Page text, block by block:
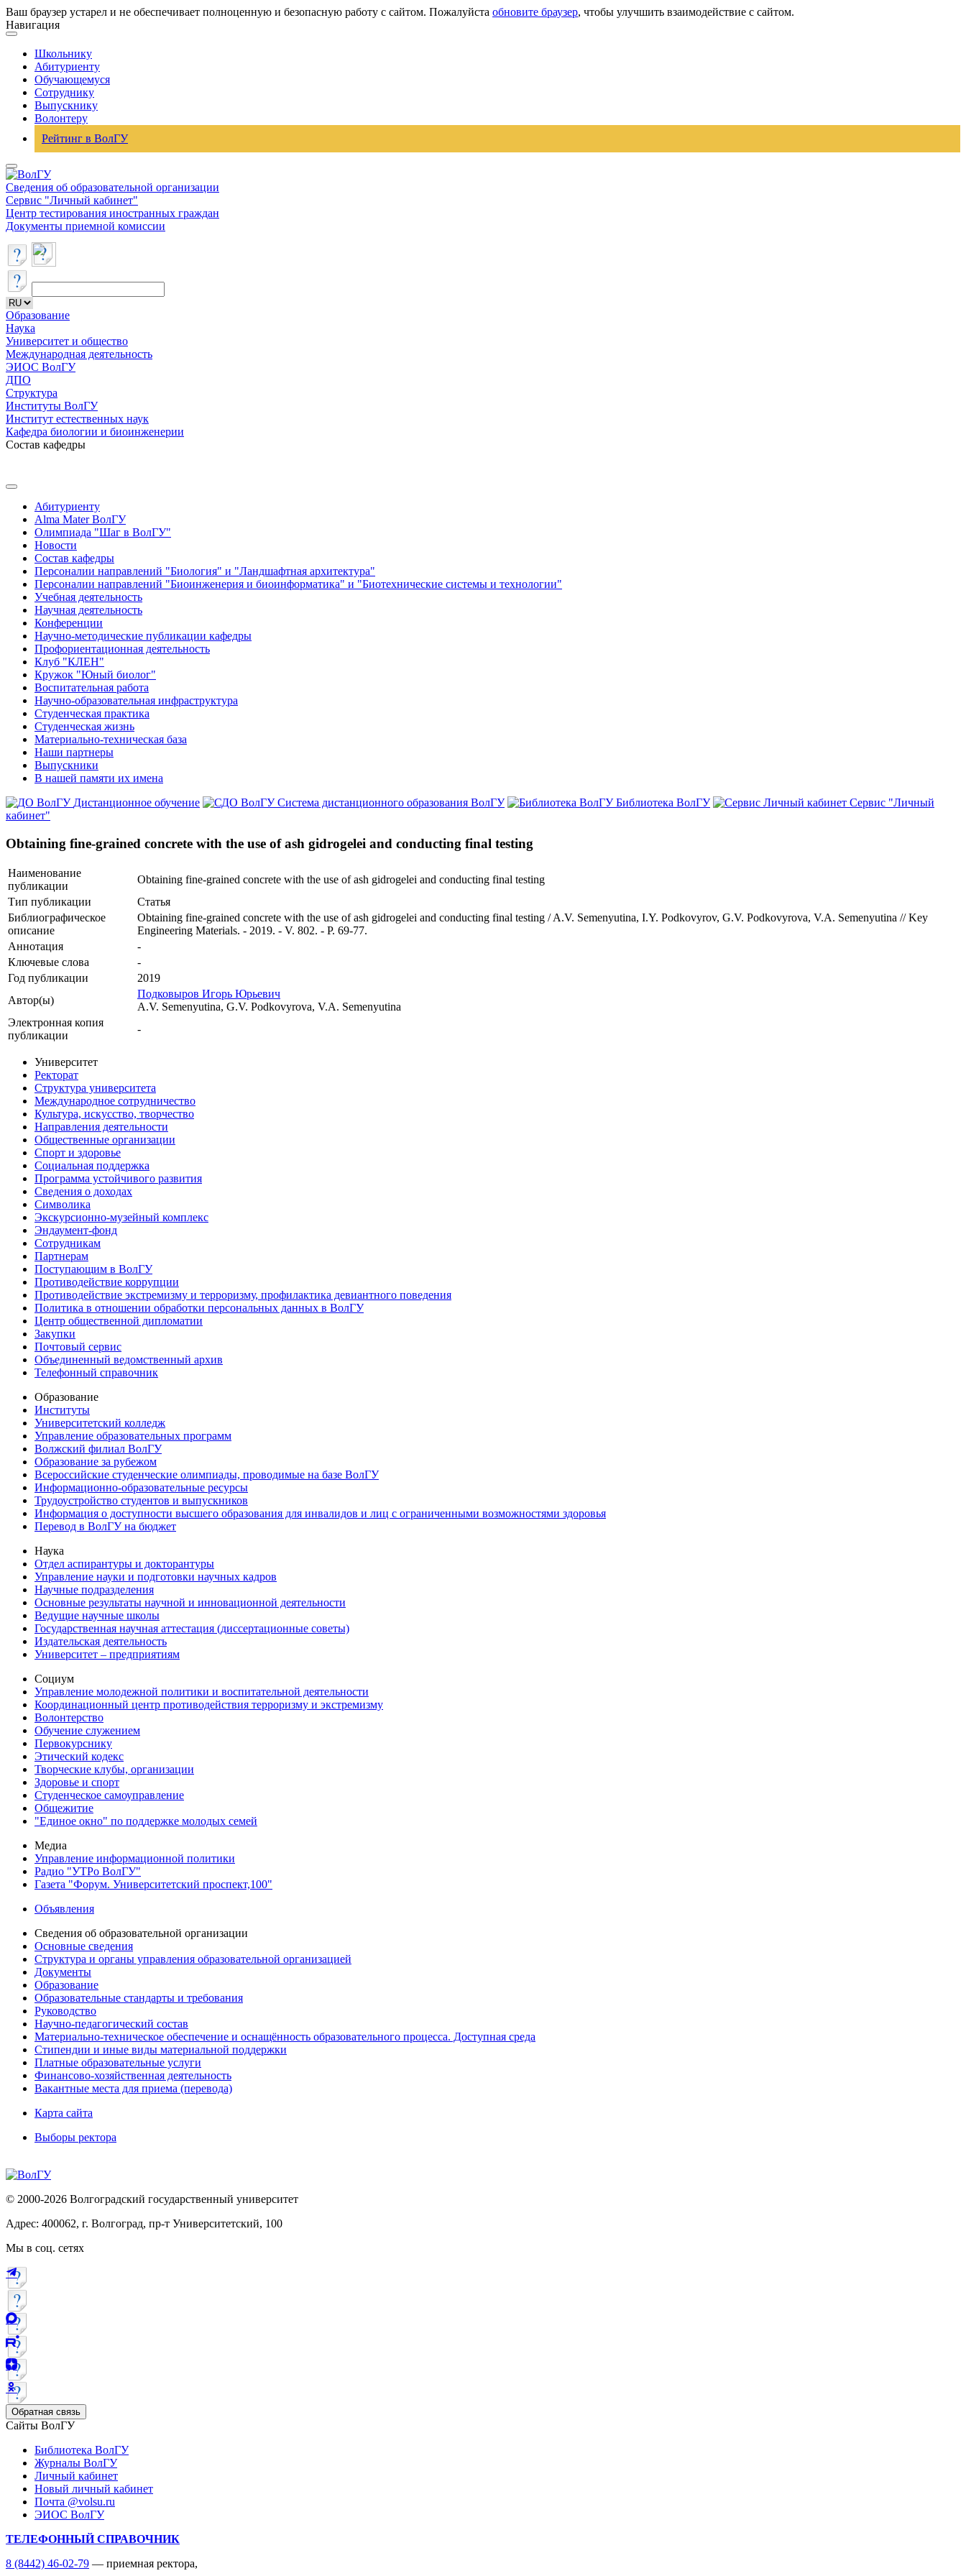
Ваш браузер устарел и не обеспечивает полноценную и безопасную работу с сайтом. Пожалуйста обновите браузер, чтобы улучшить взаимодействие с сайтом.
Навигация
Школьнику
Абитуриенту
Обучающемуся
Сотруднику
Выпускнику
Волонтеру
Рейтинг в ВолГУ
Сведения об образовательной организации
Сервис "Личный кабинет"
Центр тестирования иностранных граждан
Документы приемной комиссии
Образование
Наука
Университет и общество
Международная деятельность
ЭИОС ВолГУ
ДПО
Структура
Институты ВолГУ
Институт естественных наук
Кафедра биологии и биоинженерии
Состав кафедры
Абитуриенту
Alma Mater ВолГУ
Олимпиада "Шаг в ВолГУ"
Новости
Состав кафедры
Персоналии направлений "Биология" и "Ландшафтная архитектура"
Персоналии направлений "Биоинженерия и биоинформатика" и "Биотехнические системы и технологии"
Учебная деятельность
Научная деятельность
Конференции
Научно-методические публикации кафедры
Профориентационная деятельность
Клуб "КЛЕН"
Кружок "Юный биолог"
Воспитательная работа
Научно-образовательная инфраструктура
Студенческая практика
Студенческая жизнь
Материально-техническая база
Наши партнеры
Выпускники
В нашей памяти их имена
Дистанционное обучение
Система дистанционного образования ВолГУ Библиотека ВолГУ
Сервис "Личный
кабинет"
Obtaining fine-grained concrete with the use of ash gidrogelei and conducting final testing
Наименование
публикации
Obtaining fine-grained concrete with the use of ash gidrogelei and conducting final testing
Тип публикации
Статья
Библиографическое
описание
Obtaining fine-grained concrete with the use of ash gidrogelei and conducting final testing / A.V. Semenyutina, I.Y. Podkovyrov, G.V. Podkovyrova, V.A. Semenyutina // Key
Engineering Materials. - 2019. - V. 802. - P. 69-77.
Аннотация
-
Ключевые cлова
-
Год публикации
2019
Автор(ы)
Подковыров Игорь Юрьевич
A.V. Semenyutina, G.V. Podkovyrova, V.A. Semenyutina
Электронная копия
публикации
-
Университет
Ректорат
Структура университета
Международное сотрудничество
Культура, искусство, творчество
Направления деятельности
Общественные организации
Спорт и здоровье
Социальная поддержка
Программа устойчивого развития
Сведения о доходах
Символика
Экскурсионно-музейный комплекс
Эндаумент-фонд
Сотрудникам
Партнерам
Поступающим в ВолГУ
Противодействие коррупции
Противодействие экстремизму и терроризму, профилактика девиантного поведения
Политика в отношении обработки персональных данных в ВолГУ
Центр общественной дипломатии
Закупки
Почтовый сервис
Объединенный ведомственный архив
Телефонный справочник
Образование
Институты
Университетский колледж
Управление образовательных программ
Волжский филиал ВолГУ
Образование за рубежом
Всероссийские студенческие олимпиады, проводимые на базе ВолГУ
Информационно-образовательные ресурсы
Трудоустройство студентов и выпускников
Информация о доступности высшего образования для инвалидов и лиц с ограниченными возможностями здоровья
Перевод в ВолГУ на бюджет
Наука
Отдел аспирантуры и докторантуры
Управление науки и подготовки научных кадров
Научные подразделения
Основные результаты научной и инновационной деятельности
Ведущие научные школы
Государственная научная аттестация (диссертационные советы)
Издательская деятельность
Университет – предприятиям
Социум
Управление молодежной политики и воспитательной деятельности
Координационный центр противодействия терроризму и экстремизму
Волонтерство
Обучение служением
Первокурснику
Этический кодекс
Творческие клубы, организации
Здоровье и спорт
Студенческое самоуправление
Общежитие
"Единое окно" по поддержке молодых семей
Медиа
Управление информационной политики
Радио "УТРо ВолГУ"
Газета "Форум. Университетский проспект,100"
Объявления
Сведения об образовательной организации
Основные сведения
Структура и органы управления образовательной организацией
Документы
Образование
Образовательные стандарты и требования
Руководство
Научно-педагогический состав
Материально-техническое обеспечение и оснащённость образовательного процесса. Доступная среда
Стипендии и иные виды материальной поддержки
Платные образовательные услуги
Финансово-хозяйственная деятельность
Вакантные места для приема (перевода)
Карта сайта
Выборы ректора
© 2000-2026 Волгоградский государственный университет
Адрес: 400062, г. Волгоград, пр-т Университетский, 100
Мы в соц. сетях
Обратная связь
Сайты ВолГУ
Библиотека ВолГУ
Журналы ВолГУ
Личный кабинет
Новый личный кабинет
Почта @volsu.ru
ЭИОС ВолГУ
ТЕЛЕФОННЫЙ СПРАВОЧНИК
8 (8442) 46-02-79 — приемная ректора,